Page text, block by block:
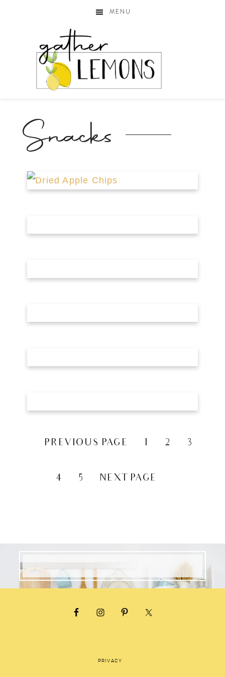
MENU
Snacks
PREVIOUS PAGE 1 2 3
4 5 NEXT PAGE »
PRIVACY